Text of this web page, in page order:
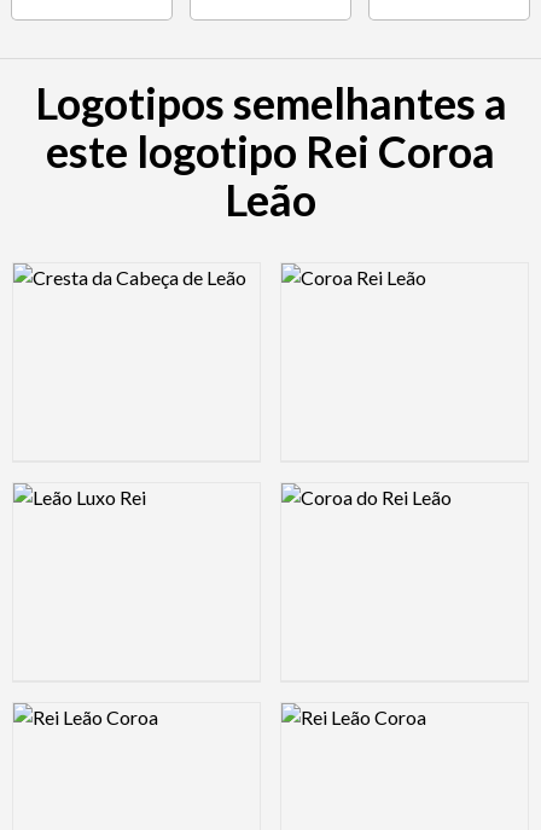
Logotipos semelhantes a
este logotipo Rei Coroa
Leão
Logo Preview Image Logo Preview Image
Logo Preview Image Logo Preview Image
Logo Preview Image Logo Preview Image